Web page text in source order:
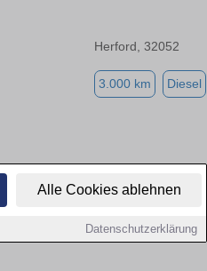
Alle Cookies ablehnen
Datenschutzerklärung
Herford, 32052
3.000 km Diesel
Audi A6